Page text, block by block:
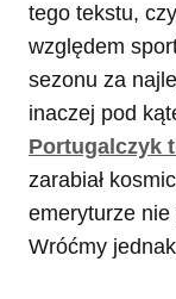
tego tekstu,
względem
sezonu za
inaczej pod
Portugalczyk
zarabiał
emeryturze
Wróćmy